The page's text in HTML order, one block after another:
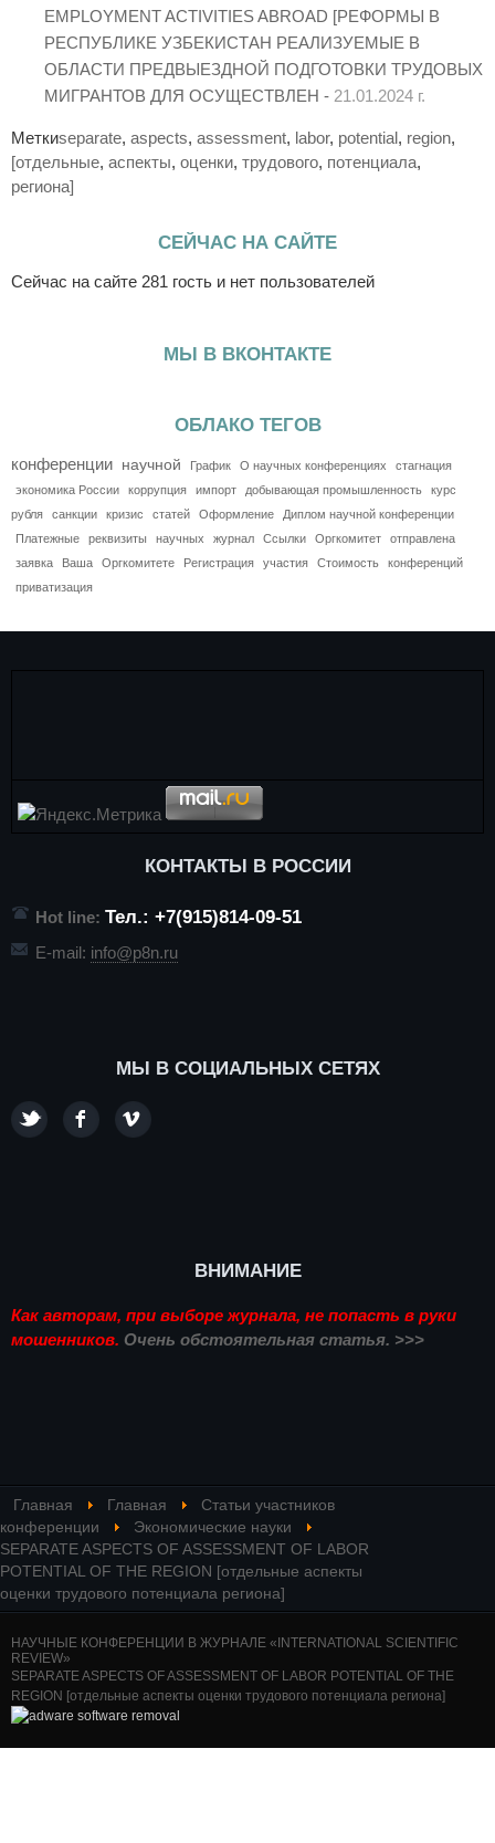
EMPLOYMENT ACTIVITIES ABROAD [РЕФОРМЫ В
РЕСПУБЛИКЕ УЗБЕКИСТАН РЕАЛИЗУЕМЫЕ В
ОБЛАСТИ ПРЕДВЫЕЗДНОЙ ПОДГОТОВКИ ТРУДОВЫХ
МИГРАНТОВ ДЛЯ ОСУЩЕСТВЛЕН - 21.01.2024 г.
Меткиseparate, aspects, assessment, labor, potential, region,
[отдельные, аспекты, оценки, трудового, потенциала,
региона]
СЕЙЧАС НА САЙТЕ
Сейчас на сайте 281 гость и нет пользователей
МЫ В ВКОНТАКТЕ
ОБЛАКО ТЕГОВ
конференции научной График О научных конференциях
стагнация
экономика России
коррупция импорт добывающая промышленность
курс
рубля
санкции кризис статей Оформление
Диплом научной конференции
Платежные
реквизиты научных журнал Ссылки Оргкомитет
отправлена
заявка
Ваша Оргкомитете Регистрация участия Стоимость
конференций
приватизация
КОНТАКТЫ В РОССИИ
Hot line: Тел.: +7(915)814-09-51
E-mail: info@p8n.ru
МЫ В СОЦИАЛЬНЫХ СЕТЯХ
ВНИМАНИЕ
Как авторам, при выборе журнала, не попасть в руки
мошенников. Очень обстоятельная статья. >>>
Главная Главная
Статьи участников
конференции
Экономические науки
SEPARATE ASPECTS OF ASSESSMENT OF LABOR
POTENTIAL OF THE REGION [отдельные аспекты
оценки трудового потенциала региона]
НАУЧНЫЕ КОНФЕРЕНЦИИ В ЖУРНАЛЕ «INTERNATIONAL SCIENTIFIC
REVIEW»
SEPARATE ASPECTS OF ASSESSMENT OF LABOR POTENTIAL OF THE
REGION [отдельные аспекты оценки трудового потенциала региона]